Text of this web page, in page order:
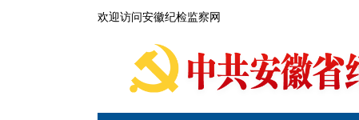
欢迎访问安徽纪检监察网